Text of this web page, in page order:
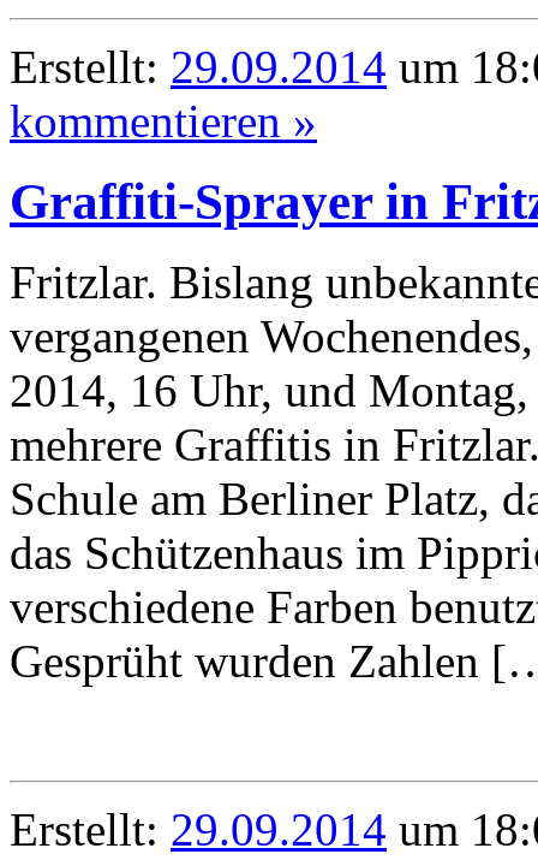
Erstellt: 29.09.2014 um
kommentieren »
Graffiti-Sprayer in
Fritzlar. Bislang
vergangenen
2014, 16 Uhr, und
mehrere Graffitis in
Schule am Berliner Platz,
das Schützenhaus im
verschiedene Farben
Gesprüht wurden Zahlen
Erstellt: 29.09.2014 um